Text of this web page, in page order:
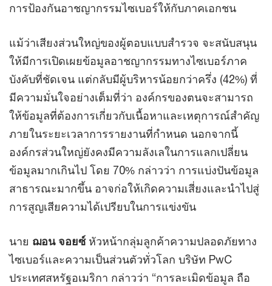
การป้องกันอาชญากรรมไซเบอร์ให้กับภาคเอกชน
แม้ว่าเสียงส่วนใหญ่ของผู้ตอบแบบสำรวจ จะสนับสนุน
ให้มีการเปิดเผยข้อมูลอาชญากรรมทางไซเบอร์ภาค
บังคับที่ชัดเจน แต่กลับมีผู้บริหารน้อยกว่าครึ่ง (42%) ที่
มีความมั่นใจอย่างเต็มที่ว่า องค์กรของตนจะสามารถ
ให้ข้อมูลที่ต้องการเกี่ยวกับเนื้อหาและเหตุการณ์สำคัญ
ภายในระยะเวลาการรายงานที่กำหนด นอกจากนี้
องค์กรส่วนใหญ่ยังคงมีความลังเลในการแลกเปลี่ยน
ข้อมูลมากเกินไป โดย 70% กล่าวว่า การแบ่งปันข้อมูล
สาธารณะมากขึ้น อาจก่อให้เกิดความเสี่ยงและนำไปสู่
การสูญเสียความได้เปรียบในการแข่งขัน
นาย ฌอน จอยซ์หัวหน้ากลุ่มลูกค้าความปลอดภัยทาง
ไซเบอร์และความเป็นส่วนตัวทั่วโลก บริษัท PwC
ประเทศสหรัฐอเมริกา กล่าวว่า “การละเมิดข้อมูล ถือ